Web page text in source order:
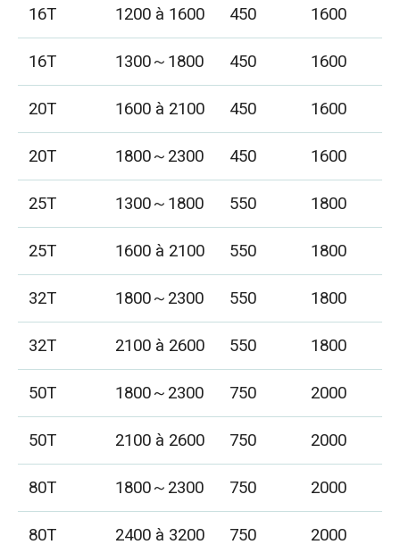
16T
1200 à 1600 450
1600
16T
1300～1800 450
1600
20T
1600 à 2100 450
1600
20T
1800～2300 450
1600
25T
1300～1800 550
1800
25T
1600 à 2100 550
1800
32T
1800～2300 550
1800
32T
2100 à 2600 550
1800
50T
1800～2300 750
2000
50T
2100 à 2600 750
2000
80T
1800～2300 750
2000
80T
2400 à 3200 750 2000